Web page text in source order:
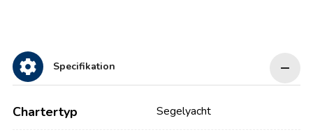
Specifikation
Chartertyp Segelyacht